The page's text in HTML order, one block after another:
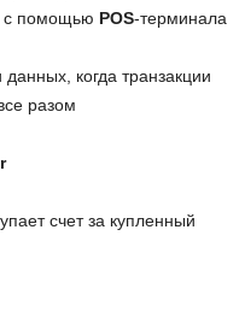
с помощью POS-терминала
когда транзакции
разом
счет за купленный